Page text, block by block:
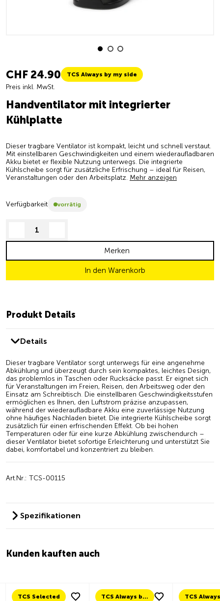
CHF 24.90 TCS Always by my side
Preis inkl. MwSt.
Handventilator mit integrierter
Kühlplatte
Dieser tragbare Ventilator ist kompakt, leicht und schnell verstaut.
Mit einstellbaren Geschwindigkeiten und einem wiederaufladbaren
Akku bietet er flexible Nutzung unterwegs. Die integrierte
Kühlscheibe sorgt für zusätzliche Erfrischung – ideal für Reisen,
Veranstaltungen oder den Arbeitsplatz. Mehr anzeigen
Verfügbarkeit vorrätig
decrease quantity
In den Warenkorb
Merken
Produkt Details
Details
Dieser tragbare Ventilator sorgt unterwegs für eine angenehme
Abkühlung und überzeugt durch sein kompaktes, leichtes Design,
das problemlos in Taschen oder Rucksäcke passt. Er eignet sich
für Veranstaltungen im Freien, Reisen, den Arbeitsweg oder den
Einsatz am Schreibtisch. Die einstellbaren Geschwindigkeitsstufen
ermöglichen es Ihnen, den Luftstrom präzise anzupassen,
während der wiederaufladbare Akku eine zuverlässige Nutzung
ohne häufiges Nachladen bietet. Die integrierte Kühlscheibe sorgt
zusätzlich für einen erfrischenden Effekt. Ob bei hohen
Temperaturen oder für eine kurze Abkühlung zwischendurch –
dieser Ventilator bietet sofortige Erleichterung und unterstützt Sie
dabei, komfortabel und konzentriert zu bleiben.
Art.Nr.: TCS-00115
Spezifikationen
Kunden kauften auch
TCS Selected TCS Always by my side